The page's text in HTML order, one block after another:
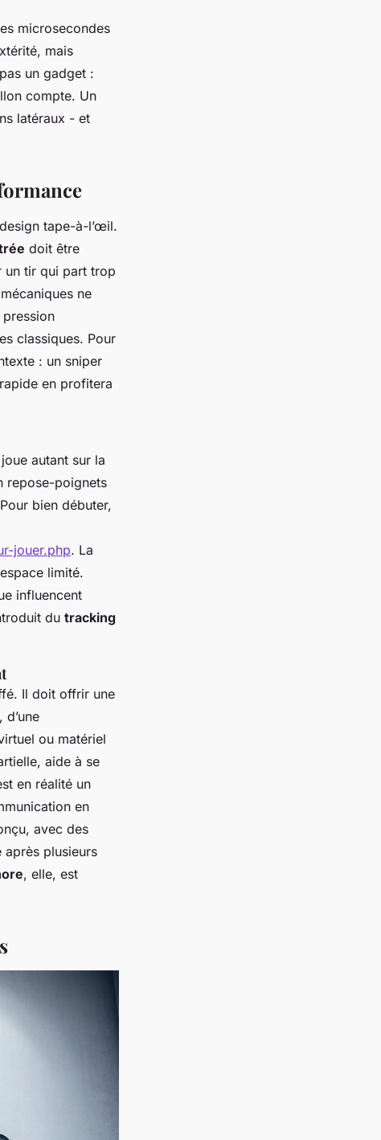
microsecondes
mais
pas un gadget :
compte. Un
latéraux - et
tape-à-l’œil.
doit être
un tir qui part trop
ne
classiques. Pour
: un sniper
en profitera
autant sur la
repose-poignets
bien débuter,
jouer.php. La
limité.
influencent
du tracking
Il doit offrir une
ou matériel
aide à se
en réalité un
en
avec des
après plusieurs
, elle, est